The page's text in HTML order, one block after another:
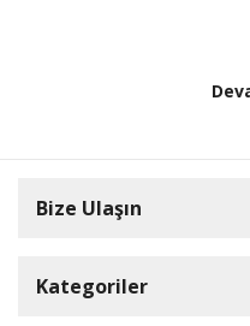
Bize Ulaşın
Kategoriler